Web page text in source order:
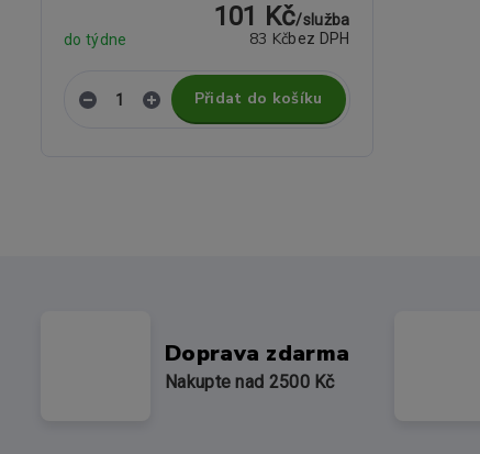
101 Kč/služba
83 Kčbez DPH
do týdne
Přidat do košíku
Doprava zdarma
Nakupte nad 2500 Kč